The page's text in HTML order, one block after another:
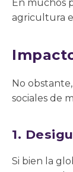
En muchos
agricultura
No
sociales de
1.
Si bien la